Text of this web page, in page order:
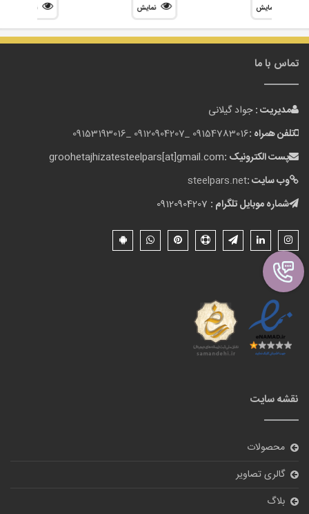
نمایش نمایش
تماس با ما
مدیریت :جواد گیلانی
تلفن همراه :09154783016 _
09120904207 _
09153193016
پست الکترونیک :groohetajhizatesteelpars[at]gmail.com
وب سایت :steelpars.net
شماره موبایل تلگرام :
نقشه سایت
محصولات
گالری تصاویر
بلاگ